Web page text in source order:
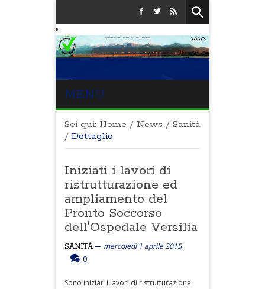
MENU
Sei qui: Home / News / Sanità
/ Dettaglio
Iniziati i lavori di
ristrutturazione ed
ampliamento del
Pronto Soccorso
dell'Ospedale Versilia
SANITÀ
mercoledì 1 aprile 2015
0
Sono iniziati i lavori di ristrutturazione